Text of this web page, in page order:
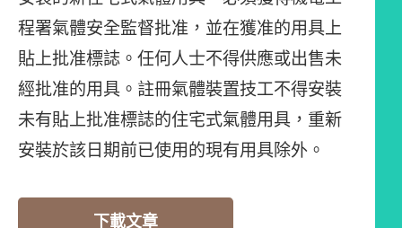
程署氣體安全監督批准，並在獲准的用具上
貼上批准標誌。任何人士不得供應或出售未
經批准的用具。註冊氣體裝置技工不得安裝
未有貼上批准標誌的住宅式氣體用具，重新
安裝於該日期前已使用的現有用具除外。
下載文章